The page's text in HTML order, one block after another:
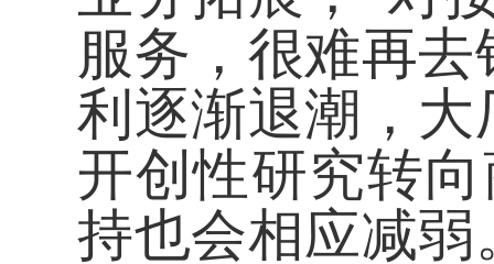
服务，很难再
利逐渐退潮，
开创性研究转
持也会相应减